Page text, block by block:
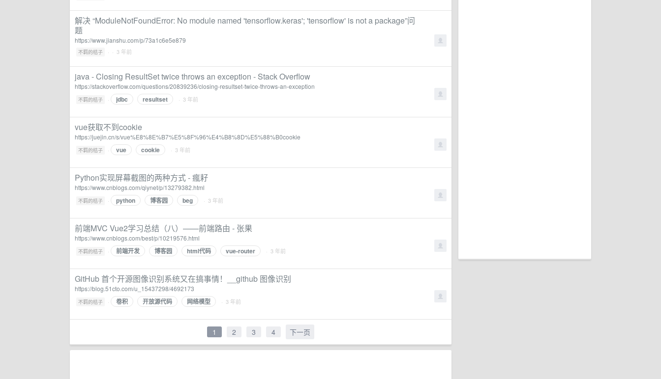
解决 “ModuleNotFoundError: No module named 'tensorflow.keras'; 'tensorflow' is not a package”问
题
https://www.jianshu.com/p/73a1c6e5e879
不羁的桔子 · · 3 年前
java - Closing ResultSet twice throws an exception - Stack Overflow
https://stackoverflow.com/questions/20839236/closing-resultset-twice-throws-an-exception
不羁的桔子 · jdbc resultset · 3 年前
vue获取不到cookie
https://juejin.cn/s/vue%E8%8E%B7%E5%8F%96%E4%B8%8D%E5%88%B0cookie
不羁的桔子 · vue cookie · 3 年前
Python实现屏幕截图的两种方式 - 瘋耔
https://www.cnblogs.com/qiynet/p/13279382.html
不羁的桔子 · python 博客园 beg · 3 年前
前端MVC Vue2学习总结（八）——前端路由 - 张果
https://www.cnblogs.com/best/p/10219576.html
不羁的桔子 · 前端开发 博客园 html代码 vue-router · 3 年前
GitHub 首个开源图像识别系统又在搞事情！__github 图像识别
https://blog.51cto.com/u_15437298/4692173
不羁的桔子 · 卷积 开放源代码 网络模型 · 3 年前
1 2 3 4 下一页